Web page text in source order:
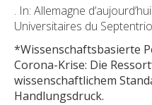
. In: Allemagne
Universitaires du
*Wissenschaftsbasierte
Corona-Krise: Die
wissenschaftlichem
Handlungsdruck.